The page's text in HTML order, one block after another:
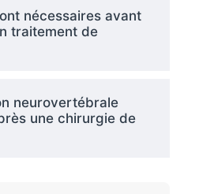
nécessaires avant
traitement de
neurovertébrale
une chirurgie de